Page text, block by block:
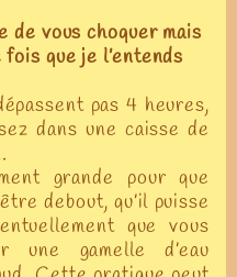
de vous choquer mais
que je l’entends
pas 4 heures,
dans une caisse de
grande pour que
debout, qu’il puisse
que vous
une gamelle d’eau